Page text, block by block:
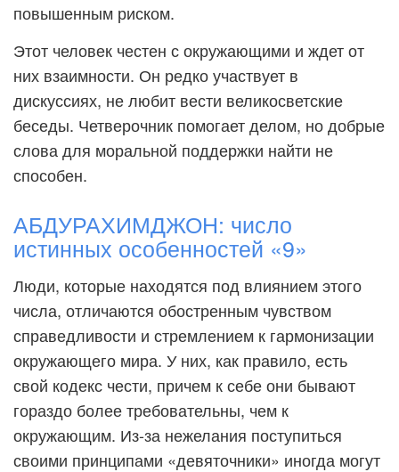
повышенным риском.
Этот человек честен с окружающими и ждет от
них взаимности. Он редко участвует в
дискуссиях, не любит вести великосветские
беседы. Четверочник помогает делом, но добрые
слова для моральной поддержки найти не
способен.
АБДУРАХИМДЖОН: число
истинных особенностей «9»
Люди, которые находятся под влиянием этого
числа, отличаются обостренным чувством
справедливости и стремлением к гармонизации
окружающего мира. У них, как правило, есть
свой кодекс чести, причем к себе они бывают
гораздо более требовательны, чем к
окружающим. Из-за нежелания поступиться
своими принципами «девяточники» иногда могут